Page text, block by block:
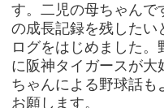
す。二児の母ちゃんで
の成長記録を残したい
ログをはじめました。
に阪神タイガースが大
ちゃんによる野球話も
お願します。